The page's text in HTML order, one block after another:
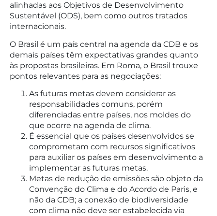
alinhadas aos Objetivos de Desenvolvimento
Sustentável (ODS), bem como outros tratados
internacionais.
O Brasil é um país central na agenda da CDB e os
demais países têm expectativas grandes quanto
às propostas brasileiras. Em Roma, o Brasil trouxe
pontos relevantes para as negociações:
As futuras metas devem considerar as
responsabilidades comuns, porém
diferenciadas entre países, nos moldes do
que ocorre na agenda de clima.
É essencial que os países desenvolvidos se
comprometam com recursos significativos
para auxiliar os países em desenvolvimento a
implementar as futuras metas.
Metas de redução de emissões são objeto da
Convenção do Clima e do Acordo de Paris, e
não da CDB; a conexão de biodiversidade
com clima não deve ser estabelecida via